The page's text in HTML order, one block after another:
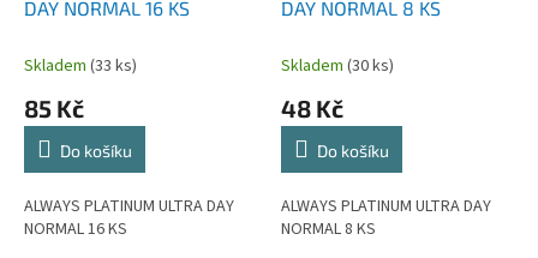
DAY NORMAL 16 KS
Skladem (33 ks)
85 Kč
Do košíku
ALWAYS PLATINUM ULTRA DAY
NORMAL 16 KS
DAY NORMAL 8 KS
Skladem (30 ks)
48 Kč
Do košíku
ALWAYS PLATINUM ULTRA DAY
NORMAL 8 KS